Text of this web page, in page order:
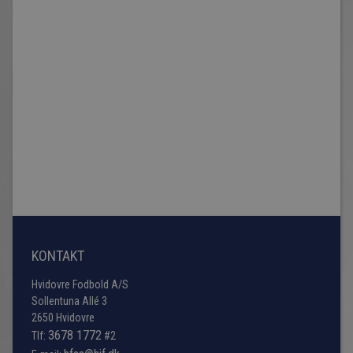
KONTAKT
Hvidovre Fodbold A/S
Sollentuna Allé 3
2650 Hvidovre
Tlf: 3678 1772 #2